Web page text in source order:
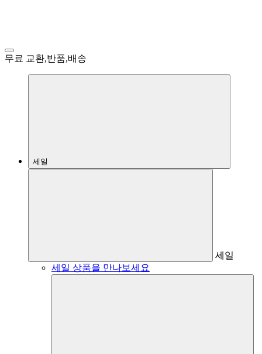
무료 교환,반품,배송
세일
세일
세일 상품을 만나보세요